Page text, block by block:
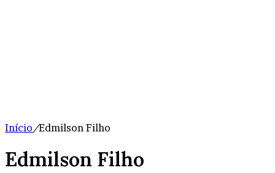
Início/Edmilson Filho
Edmilson Filho